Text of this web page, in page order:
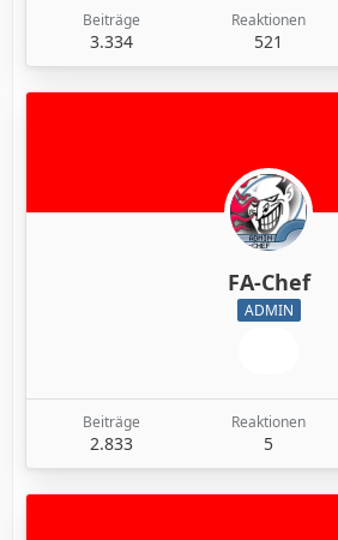
Beiträge
3.334
Reaktionen
521
FA-Chef
ADMIN
Beiträge
2.833
Reaktionen
5